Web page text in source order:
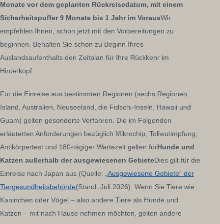
Monate vor dem geplanten Rückreisedatum, mit einem
Sicherheitspuffer 9 Monate bis 1 Jahr im VorausWir
empfehlen Ihnen, schon jetzt mit den Vorbereitungen zu
beginnen. Behalten Sie schon zu Beginn Ihres
Auslandsaufenthalts den Zeitplan für Ihre Rückkehr im
Hinterkopf.
Für die Einreise aus bestimmten Regionen (sechs Regionen:
Island, Australien, Neuseeland, die Fidschi-Inseln, Hawaii und
Guam) gelten gesonderte Verfahren. Die im Folgenden
erläuterten Anforderungen bezüglich Mikrochip, Tollwutimpfung,
Antikörpertest und 180-tägiger Wartezeit gelten fürHunde und
Katzen außerhalb der ausgewiesenen GebieteDies gilt für die
Einreise nach Japan aus (Quelle:
„Ausgewiesene Gebiete“ der
Tiergesundheitsbehörde(Stand: Juli 2026). Wenn Sie Tiere wie
Kaninchen oder Vögel – also andere Tiere als Hunde und
Katzen – mit nach Hause nehmen möchten, gelten andere